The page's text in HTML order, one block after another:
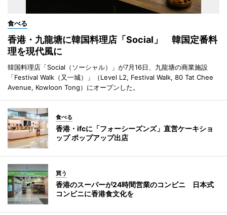
食べる
香港・九龍塘に韓国料理店「Social」 韓国定番料
理を現代風に
韓国料理店「Social（ソーシャル）」が7月16日、九龍塘の商業施設
「Festival Walk（又一城）」（Level L2, Festival Walk, 80 Tat Chee
Avenue, Kowloon Tong）にオープンした。
食べる
香港・ifcに「フォーシーズンズ」直営ケーキショ
ップ ポップアップ出店
買う
香港のスーパーが24時間営業のコンビニ 日本式
コンビニに香港食文化を